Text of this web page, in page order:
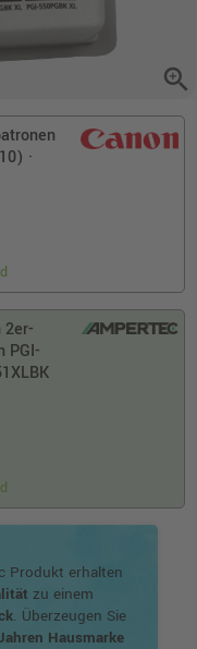
zoom_in
·
2er-
PGI-
Produkt erhalten
zu einem
. Überzeugen Sie
Hausmarke